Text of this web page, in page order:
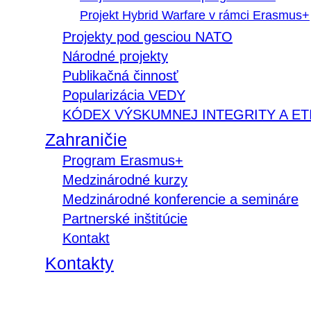
Projekt Hybrid Warfare v rámci Erasmus+
Projekty pod gesciou NATO
Národné projekty
Publikačná činnosť
Popularizácia VEDY
KÓDEX VÝSKUMNEJ INTEGRITY A
Zahraničie
Program Erasmus+
Medzinárodné kurzy
Medzinárodné konferencie a semináre
Partnerské inštitúcie
Kontakt
Kontakty